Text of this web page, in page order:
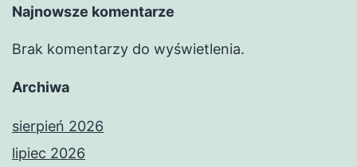
Najnowsze komentarze
Brak komentarzy do wyświetlenia.
Archiwa
sierpień 2026
lipiec 2026